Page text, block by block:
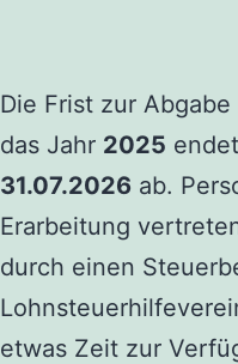
Die Frist zur Abgabe
das Jahr 2025
31.07.2026 ab.
Erarbeitung
durch einen
etwas Zeit zur